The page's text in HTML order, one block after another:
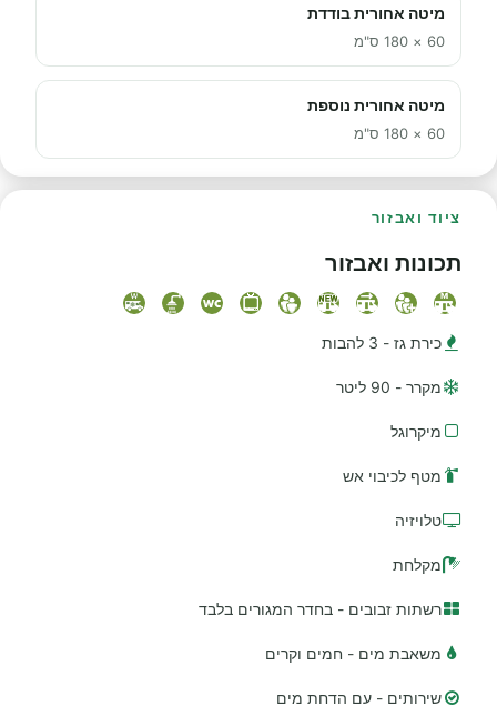
מיטה אחורית בודדת
60 × 180 ס"מ
מיטה אחורית נוספת
60 × 180 ס"מ
ציוד ואבזור
תכונות ואבזור
כירת גז - 3 להבות
מקרר - 90 ליטר
מיקרוגל
מטף לכיבוי אש
טלויזיה
מקלחת
רשתות זבובים - בחדר המגורים בלבד
משאבת מים - חמים וקרים
שירותים - עם הדחת מים